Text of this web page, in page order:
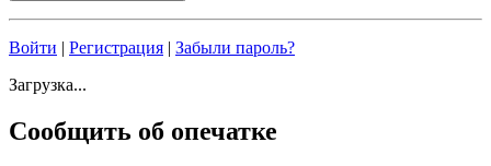
Войти | Регистрация | Забыли пароль?
Загрузка...
Сообщить об опечатке